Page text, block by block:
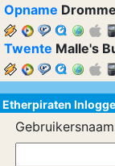
Opname
Twente Malle's
Etherpiraten